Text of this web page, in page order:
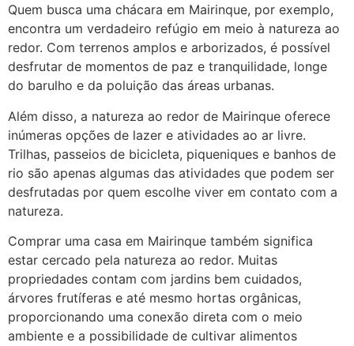
Quem busca uma chácara em Mairinque, por exemplo,
encontra um verdadeiro refúgio em meio à natureza ao
redor. Com terrenos amplos e arborizados, é possível
desfrutar de momentos de paz e tranquilidade, longe
do barulho e da poluição das áreas urbanas.
Além disso, a natureza ao redor de Mairinque oferece
inúmeras opções de lazer e atividades ao ar livre.
Trilhas, passeios de bicicleta, piqueniques e banhos de
rio são apenas algumas das atividades que podem ser
desfrutadas por quem escolhe viver em contato com a
natureza.
Comprar uma casa em Mairinque também significa
estar cercado pela natureza ao redor. Muitas
propriedades contam com jardins bem cuidados,
árvores frutíferas e até mesmo hortas orgânicas,
proporcionando uma conexão direta com o meio
ambiente e a possibilidade de cultivar alimentos